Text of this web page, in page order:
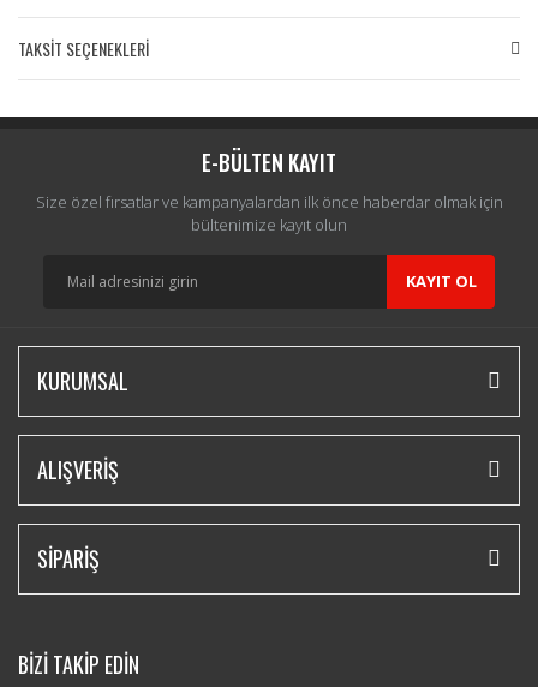
Yorum Yaz
TAKSİT SEÇENEKLERİ
E-BÜLTEN KAYIT
Size özel fırsatlar ve kampanyalardan ilk önce haberdar olmak için
bültenimize kayıt olun
KAYIT OL
KURUMSAL
ALIŞVERİŞ
SİPARİŞ
BİZİ TAKİP EDİN